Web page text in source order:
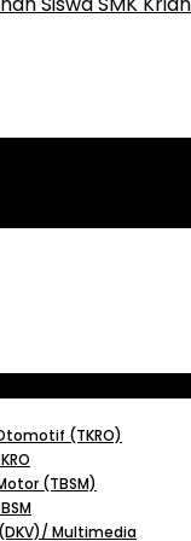
(TKRO)
(TBSM)
Multimedia